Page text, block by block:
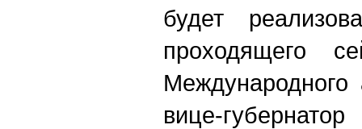
будет
проходящего
Международного
вице-